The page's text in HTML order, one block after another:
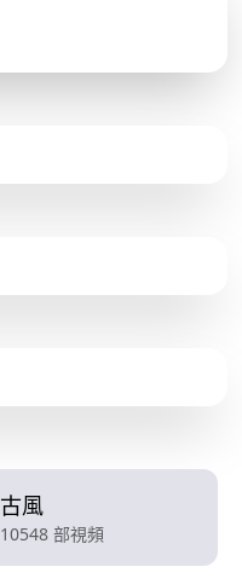
古風
10548 部視頻